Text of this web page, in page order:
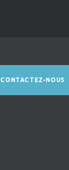
CONTACTEZ-NOUS